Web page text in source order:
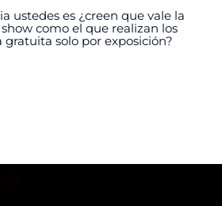
ustedes es ¿creen que vale la
como el que realizan los
solo por exposición?